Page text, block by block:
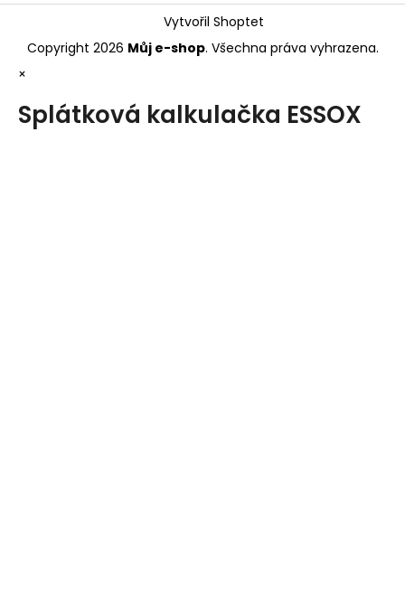
Vytvořil Shoptet
Copyright 2026 Můj e-shop. Všechna práva vyhrazena.
×
Splátková kalkulačka ESSOX